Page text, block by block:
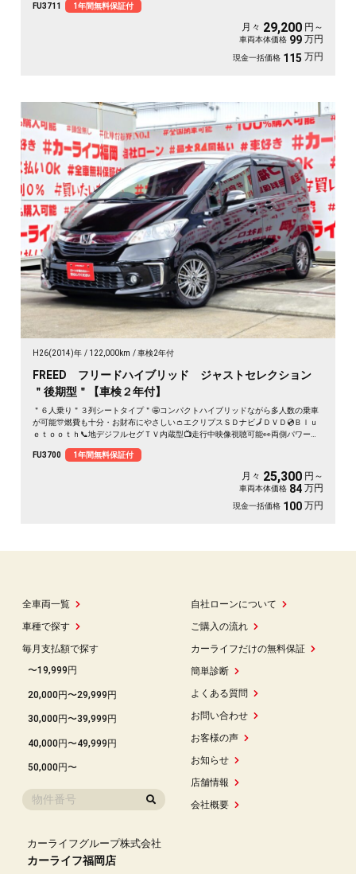
クドアーでボタン・リモコン楽々開閉🔘🌈
FU3711 1年間無料保証付
月々 29,200 円～
車両本体価格 99 万円
現金一括価格 115 万円
H26(2014)年 122,000km 車検2年付
FREED フリードハイブリッド ジャストセレクション
＂後期型＂【車検２年付】
＂６人乗り＂３列シートタイプ＂🤩コンパクトハイブリッドながら多人数の乗車
が可能🎊燃費も十分・お財布にやさしい👛エクリプスＳＤナビ🗾ＤＶＤ💿Ｂｌｕ
ｅｔｏｏｔｈ📞地デジフルセグＴＶ内蔵型📺走行中映像視聴可能👀両側パワース
クルーズコントロール機能付・高速道路も運転楽々👏ＨＩＤヘッドライト＆ＬＥ
FU3700 1年間無料保証付
月々 25,300 円～
車両本体価格 84 万円
現金一括価格 100 万円
全車両一覧
車種で探す
毎月支払額で探す
〜19,999円
20,000円〜29,999円
30,000円〜39,999円
40,000円〜49,999円
50,000円〜
自社ローンについて
ご購入の流れ
カーライフだけの無料保証
簡単診断
よくある質問
お問い合わせ
お客様の声
お知らせ
店舗情報
会社概要
カーライフグループ株式会社
カーライフ福岡店